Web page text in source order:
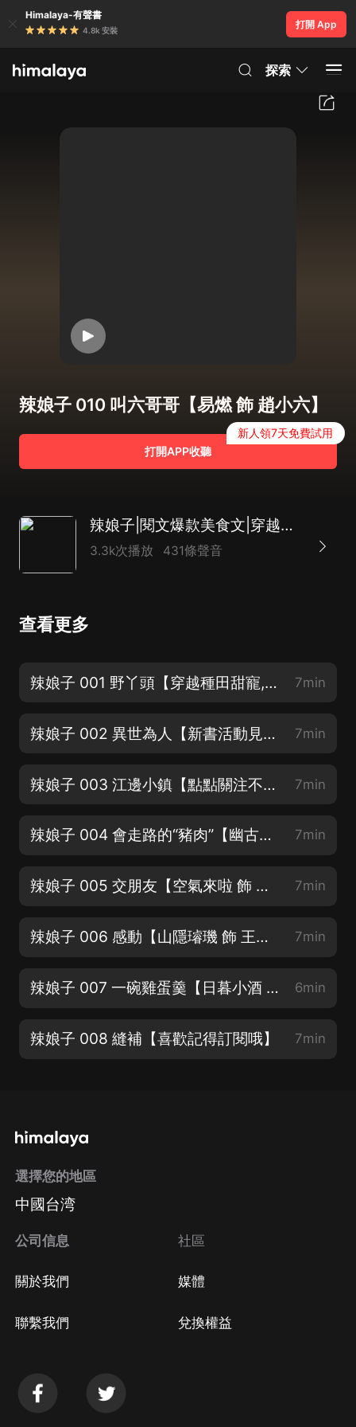
Himalaya-有聲書
4.8k 安裝
打開 App
探索
辣娘子 010 叫六哥哥【易燃 飾 趙小六】
打開APP收聽
新人領7天免費試用
辣娘子|閱文爆款美食文|穿越雙強|治愈甜寵
3.3k次播放 431條聲音
查看更多
辣娘子 001 野丫頭【穿越種田甜寵,歡迎訂閱】 7min
辣娘子 002 異世為人【新書活動見簡介海報】 7min
辣娘子 003 江邊小鎮【點點關注不迷路】 7min
辣娘子 004 會走路的“豬肉”【幽古一 飾 喬九 】 7min
辣娘子 005 交朋友【空氣來啦 飾 方春妮】 7min
辣娘子 006 感動【山隱璿璣 飾 王大財】 7min
辣娘子 007 一碗雞蛋羹【日暮小酒 飾 王三秋】 6min
辣娘子 008 縫補【喜歡記得訂閱哦】 7min
選擇您的地區
中國台湾
公司信息
關於我們
聯繫我們
社區
媒體
兌換權益